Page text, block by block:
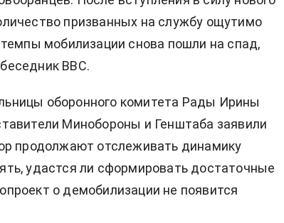
призванных на службу ощутимо
мобилизации снова пошли на спад,
ВВС.
оборонного комитета Рады Ирины
Минобороны и Генштаба заявили
продолжают отслеживать динамику
удастся ли сформировать достаточные
о демобилизации не появится